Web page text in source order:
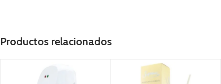
Productos relacionados